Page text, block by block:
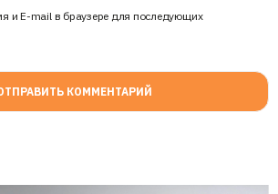
и E-mail в браузере для последующих